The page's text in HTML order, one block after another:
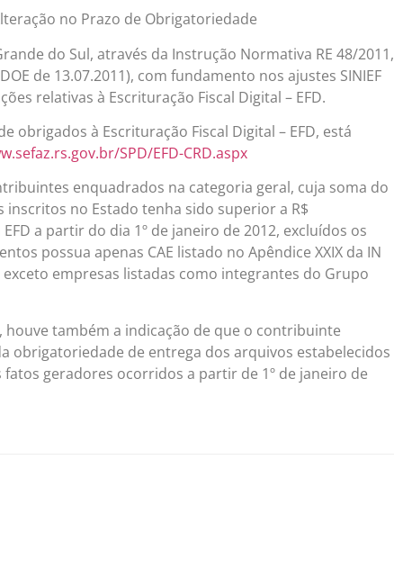
Alteração no Prazo de Obrigatoriedade
do Sul, através da Instrução Normativa RE 48/2011,
de 13.07.2011), com fundamento nos ajustes SINIEF
relativas à Escrituração Fiscal Digital – EFD.
obrigados à Escrituração Fiscal Digital – EFD, está
SPD/EFD-CRD.aspx
enquadrados na categoria geral, cuja soma do
no Estado tenha sido superior a R$
a partir do dia 1º de janeiro de 2012, excluídos os
possua apenas CAE listado no Apêndice XXIX da IN
empresas listadas como integrantes do Grupo
houve também a indicação de que o contribuinte
obrigatoriedade de entrega dos arquivos estabelecidos
geradores ocorridos a partir de 1º de janeiro de